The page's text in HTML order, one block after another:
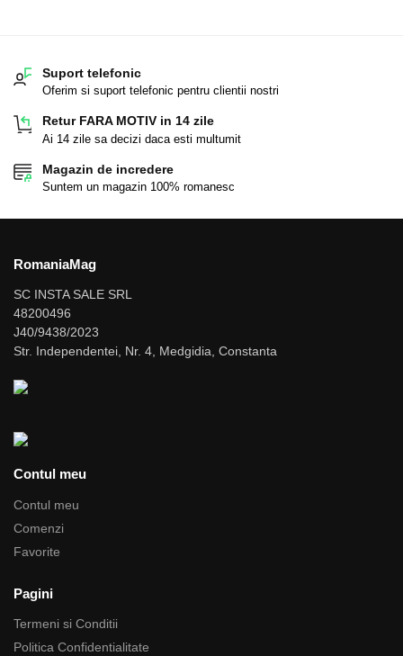
Suport telefonic
Oferim si suport telefonic pentru clientii nostri
Retur FARA MOTIV in 14 zile
Ai 14 zile sa decizi daca esti multumit
Magazin de incredere
Suntem un magazin 100% romanesc
RomaniaMag
SC INSTA SALE SRL
48200496
J40/9438/2023
Str. Independentei, Nr. 4, Medgidia, Constanta
Contul meu
Contul meu
Comenzi
Favorite
Pagini
Termeni si Conditii
Politica Confidentialitate